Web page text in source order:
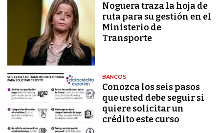
Noguera traza la hoja de
ruta para su gestión en el
Ministerio de
Transporte
BANCOS
Conozca los seis pasos
que usted debe seguir si
quiere solicitar un
crédito este curso